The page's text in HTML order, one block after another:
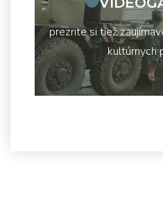
prezrite si tiež
kultúrnych